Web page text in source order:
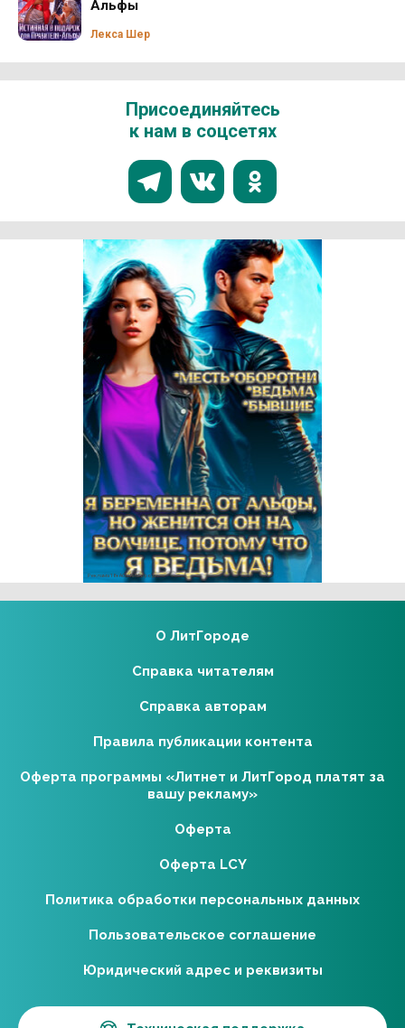
Альфы
Лекса Шер
Присоединяйтесь
к нам в соцсетях
Реклама 18+ АО «ЛитГород»
О ЛитГороде
Справка читателям
Справка авторам
Правила публикации контента
Оферта программы «Литнет и ЛитГород платят за
вашу рекламу»
Оферта
Оферта LCY
Политика обработки персональных данных
Пользовательское соглашение
Юридический адрес и реквизиты